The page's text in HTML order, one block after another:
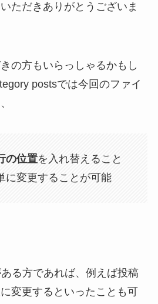
ただきありがとうございま
の方もいらっしゃるかもし
postsでは今回のファイ
の位置を入れ替えること
に変更することが可能
る方であれば、例えば投稿
変更するといったことも可